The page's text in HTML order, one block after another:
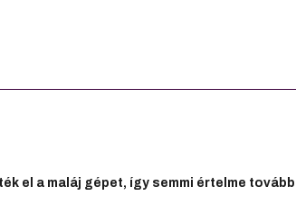
el a maláj gépet, így semmi értelme